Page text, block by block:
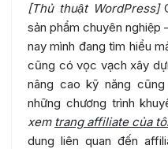
[Thủ thuật WordPress]
sản phẩm chuyên nghiệp
nay mình đang tìm hiểu
cũng có vọc vạch xây
nâng cao kỹ năng
những chương trình
xem trang affiliate của
dung liên quan đến